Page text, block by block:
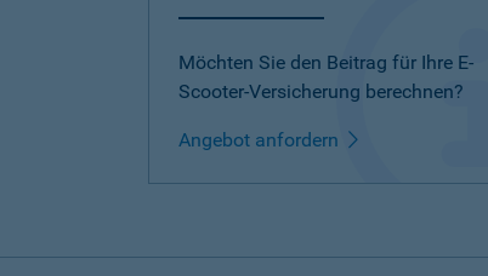
Möchten Sie den Beitrag für Ihre E-
Scooter-Versicherung berechnen?
Angebot anfordern